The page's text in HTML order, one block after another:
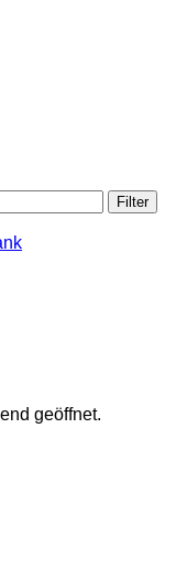
Filter
geöffnet.